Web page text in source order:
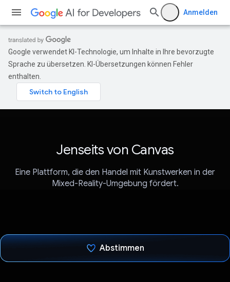
Anmelden
Google verwendet KI-Technologie, um Inhalte in Ihre bevorzugte
Sprache zu übersetzen. KI-Übersetzungen können Fehler
enthalten.
Jenseits von Canvas
Eine Plattform, die den Handel mit Kunstwerken in der
Mixed-Reality-Umgebung fördert.
Abstimmen